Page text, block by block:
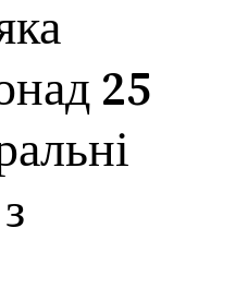
25